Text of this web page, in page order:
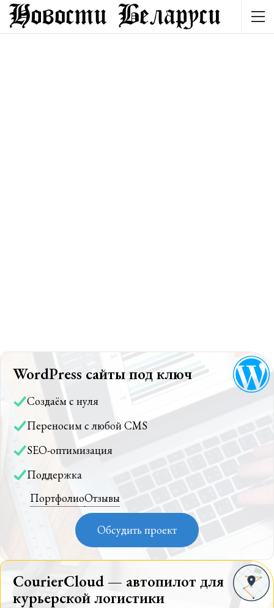
WordPress сайты под ключ
Создаём с нуля
Переносим с любой CMS
SEO-оптимизация
Поддержка
ПортфолиоОтзывы
Обсудить проект
CourierCloud — автопилот для
курьерской логистики